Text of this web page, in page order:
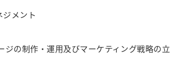
メント
の制作・運用及びマーケティング戦略の立